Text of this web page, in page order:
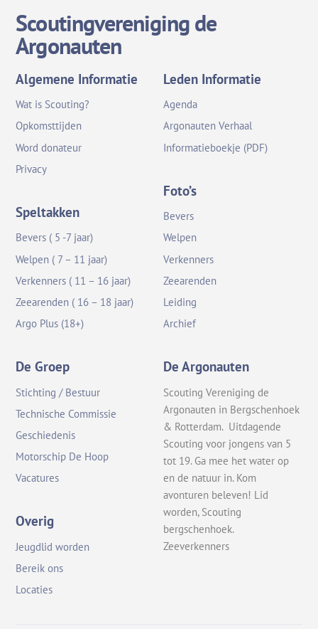
Scoutingvereniging de
Argonauten
Algemene Informatie
Wat is Scouting?
Opkomsttijden
Word donateur
Privacy
Speltakken
Bevers ( 5 -7 jaar)
Welpen ( 7 – 11 jaar)
Verkenners ( 11 – 16 jaar)
Zeearenden ( 16 – 18 jaar)
Argo Plus (18+)
Leden Informatie
Agenda
Argonauten Verhaal
Informatieboekje (PDF)
Foto’s
Bevers
Welpen
Verkenners
Zeearenden
Leiding
Archief
De Groep
Stichting / Bestuur
Technische Commissie
Geschiedenis
Motorschip De Hoop
Vacatures
Overig
Jeugdlid worden
Bereik ons
Locaties
De Argonauten
Scouting Vereniging de
Argonauten in Bergschenhoek
& Rotterdam. Uitdagende
Scouting voor jongens van 5
tot 19. Ga mee het water op
en de natuur in. Kom
avonturen beleven! Lid
worden, Scouting
bergschenhoek.
Zeeverkenners